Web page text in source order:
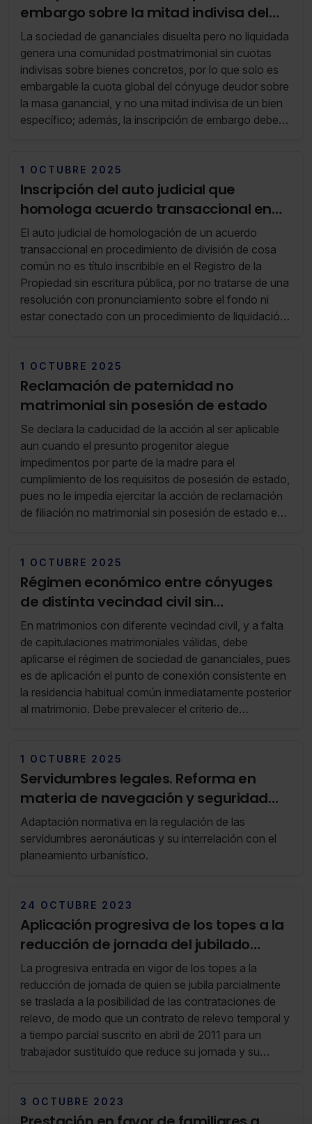
embargo sobre la mitad indivisa del
bien ganancial del cónyuge deudor
La sociedad de gananciales disuelta pero no liquidada
genera una comunidad postmatrimonial sin cuotas
indivisas sobre bienes concretos, por lo que solo es
embargable la cuota global del cónyuge deudor sobre
la masa ganancial, y no una mitad indivisa de un bien
específico; además, la inscripción de embargo debe
1 OCTUBRE 2025
Inscripción del auto judicial que
homologa acuerdo transaccional en
procedimiento de división de cosa
común
El auto judicial de homologación de un acuerdo
transaccional en procedimiento de división de cosa
común no es título inscribible en el Registro de la
Propiedad sin escritura pública, por no tratarse de una
resolución con pronunciamiento sobre el fondo ni
estar conectado con un procedimiento de liquidación
1 OCTUBRE 2025
Reclamación de paternidad no
matrimonial sin posesión de estado
Se declara la caducidad de la acción al ser aplicable
aun cuando el presunto progenitor alegue
impedimentos por parte de la madre para el
cumplimiento de los requisitos de posesión de estado,
pues no le impedía ejercitar la acción de reclamación
de filiación no matrimonial sin posesión de estado en
1 OCTUBRE 2025
Régimen económico entre cónyuges
de distinta vecindad civil sin
capitulaciones
En matrimonios con diferente vecindad civil, y a falta
de capitulaciones matrimoniales válidas, debe
aplicarse el régimen de sociedad de gananciales, pues
es de aplicación el punto de conexión consistente en
la residencia habitual común inmediatamente posterior
al matrimonio. Debe prevalecer el criterio de
matrimonial
1 OCTUBRE 2025
Servidumbres legales. Reforma en
materia de navegación y seguridad
aérea
Adaptación normativa en la regulación de las
servidumbres aeronáuticas y su interrelación con el
planeamiento urbanístico.
24 OCTUBRE 2023
Aplicación progresiva de los topes a la
reducción de jornada del jubilado
parcial, fijados en la reforma de 2007, a
las contrataciones de relevo (RS 42/23
17 de Octubre de 2023 al 23 de Octubre
de 2023)
La progresiva entrada en vigor de los topes a la
reducción de jornada de quien se jubila parcialmente
se traslada a la posibilidad de las contrataciones de
relevo, de modo que un contrato de relevo temporal y
a tiempo parcial suscrito en abril de 2011 para un
trabajador sustituido que reduce su jornada y su
3 OCTUBRE 2023